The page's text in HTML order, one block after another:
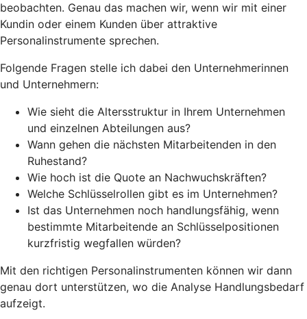
beobachten. Genau das machen wir, wenn wir mit einer
Kundin oder einem Kunden über attraktive
Personalinstrumente sprechen.
Folgende Fragen stelle ich dabei den Unternehmerinnen
und Unternehmern:
Wie sieht die Altersstruktur in Ihrem Unternehmen
und einzelnen Abteilungen aus?
Wann gehen die nächsten Mitarbeitenden in den
Ruhestand?
Wie hoch ist die Quote an Nachwuchskräften?
Welche Schlüsselrollen gibt es im Unternehmen?
Ist das Unternehmen noch handlungsfähig, wenn
bestimmte Mitarbeitende an Schlüsselpositionen
kurzfristig wegfallen würden?
Mit den richtigen Personalinstrumenten können wir dann
genau dort unterstützen, wo die Analyse Handlungsbedarf
aufzeigt.